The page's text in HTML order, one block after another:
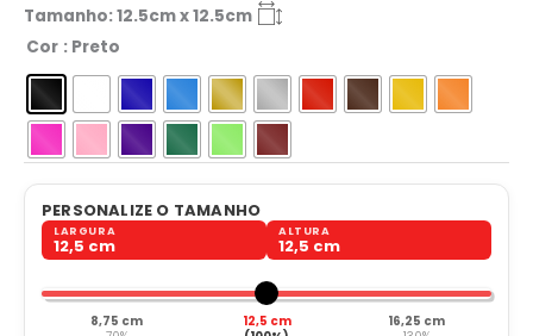
Tamanho: 12.5cm x 12.5cm
Cor : Preto
PERSONALIZE O TAMANHO
LARGURA
12,5 cm
ALTURA
12,5 cm
8,75 cm
12,5 cm
16,25 cm